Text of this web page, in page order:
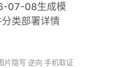
07-08生成模
类部署详情
片隐写 逆向 手机取证